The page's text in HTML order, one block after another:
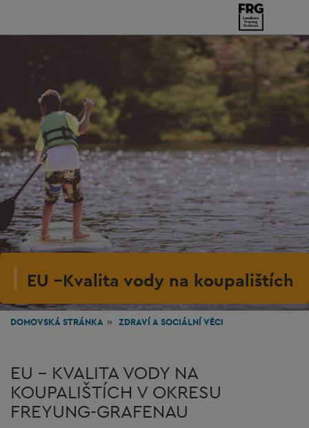
EU –Kvalita vody na koupalištích
DOMOVSKÁ STRÁNKA ZDRAVÍA SOCIÁLNÍ VĚCI
EU - KVALITA VODY NA
KOUPALIŠTÍCH V OKRESU
FREYUNG-GRAFENAU